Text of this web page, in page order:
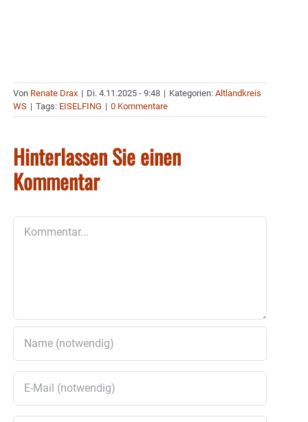
Von Renate Drax | Di. 4.11.2025 - 9:48 | Kategorien: Altlandkreis
WS | Tags: EISELFING | 0 Kommentare
Hinterlassen Sie einen
Kommentar